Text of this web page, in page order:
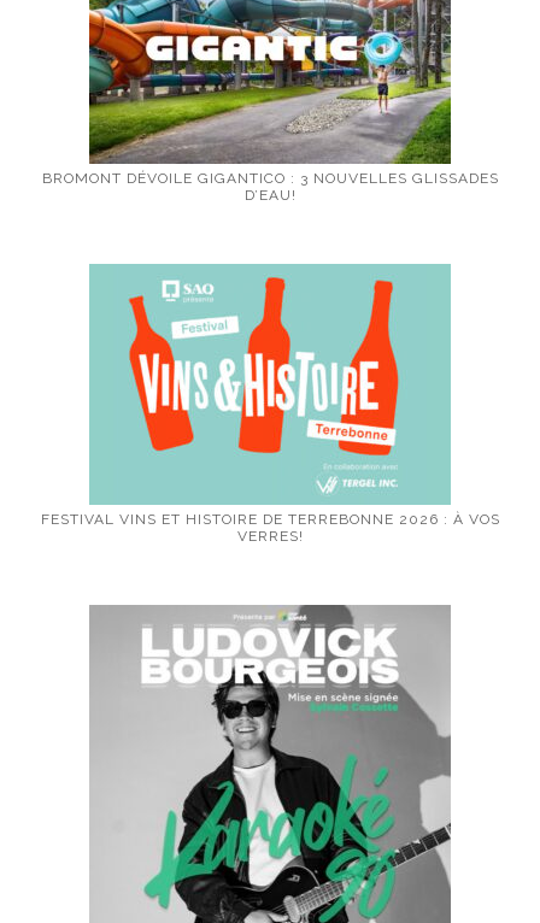
BROMONT DÉVOILE GIGANTICO : 3 NOUVELLES GLISSADES
D’EAU!
FESTIVAL VINS ET HISTOIRE DE TERREBONNE 2026 : À VOS
VERRES!